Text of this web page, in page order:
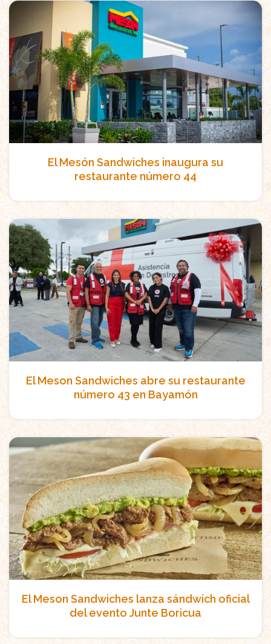
El Mesón Sandwiches inaugura su
restaurante número 44
El Meson Sandwiches abre su restaurante
número 43 en Bayamón
El Meson Sandwiches lanza sándwich oficial
del evento Junte Boricua